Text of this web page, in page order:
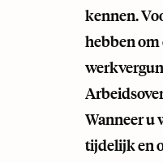
kennen.
hebben om
Wanneer u
tijdelijk en